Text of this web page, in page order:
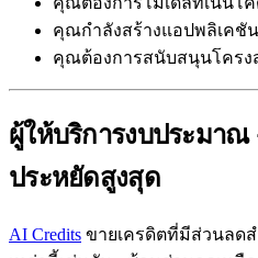
คุณกำลังสร้างแอปพลิเคชั
คุณต้องการสนับสนุนโครง
ผู้ให้บริการงบประมาณ
ประหยัดสูงสุด
AI Credits ขายเครดิตที่มีส่วนลด